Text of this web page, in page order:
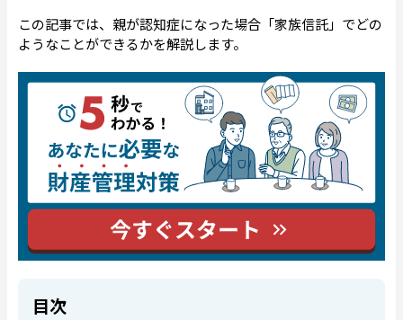
この記事では、親が認知症になった場合「家族信託」でどの
ようなことができるかを解説します。
目次